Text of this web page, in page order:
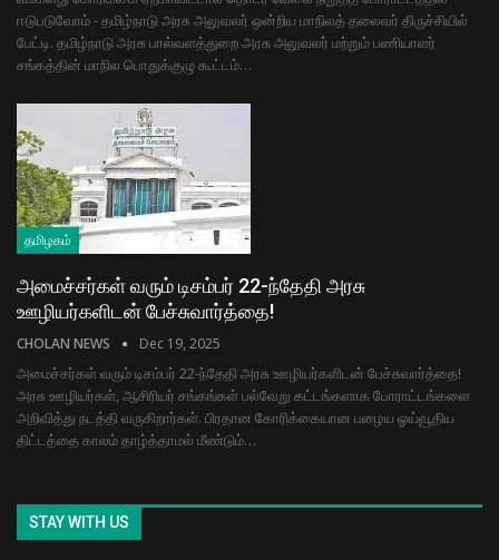
ஈடுபடுவோம் - தமிழ்நாடு அரசு அலுவலர் ஒன்றிய மாநிலத் தலைவர் திருச்சியில்
பேட்டி. தமிழ்நாடு அரசு பால்வளத்துறை அரசு அலுவலர் மற்றும் பணியாளர்
சங்கத்தின் மாநில பொதுக்குழு கூட்டம்…
தமிழகம்
அமைச்சர்கள் வரும் டிசம்பர் 22-ந்தேதி அரசு
ஊழியர்களிடன் பேச்சுவார்த்தை!
CHOLAN NEWS Dec 19, 2025
அமைச்சர்கள் வரும் டிசம்பர் 22-ந்தேதி அரசு ஊழியர்களிடன் பேச்சுவார்த்தை!
அரசு ஊழியர்கள், ஆசிரியர் சங்கங்கள் பல்வேறு கட்டங்களாக போராட்டங்களை
அறிவித்து நடத்தி வருகிறார்கள். பிரதான கோரிக்கையான பழைய ஓய்வூதிய
திட்டத்தை காலம் தாழ்த்தாமல் மீண்டும்…
STAY WITH US